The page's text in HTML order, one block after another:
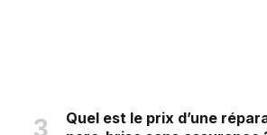
Quel est le prix d’une